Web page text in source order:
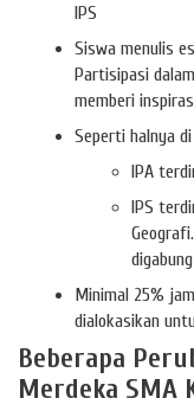
IPS
Siswa menulis
Partisipasi
memberi
Seperti halnya
IPA
IPS
Minimal 25%
dialokasikan
Beberapa
Merdeka SMA